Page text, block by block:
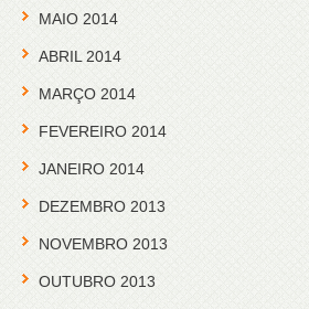
MAIO 2014
ABRIL 2014
MARÇO 2014
FEVEREIRO 2014
JANEIRO 2014
DEZEMBRO 2013
NOVEMBRO 2013
OUTUBRO 2013